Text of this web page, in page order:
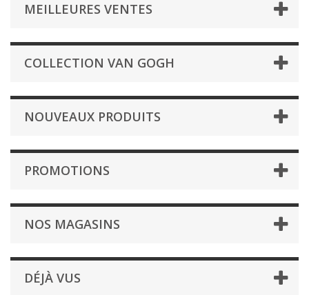
MEILLEURES VENTES
COLLECTION VAN GOGH
NOUVEAUX PRODUITS
PROMOTIONS
NOS MAGASINS
DÉJÀ VUS